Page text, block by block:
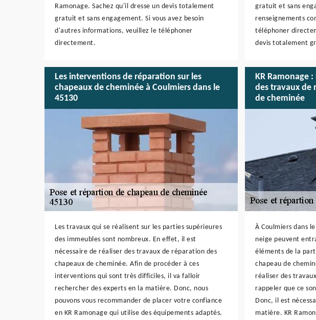
Ramonage. Sachez qu'il dresse un devis totalement
gratuit et sans engagement. Si vous avez besoin
d'autres informations, veuillez le téléphoner
directement.
gratuit et sans
renseignements
téléphoner
devis totalement
Les interventions de réparation sur les
chapeaux de cheminée à Coulmiers dans le
45130
Les travaux qui se réalisent sur les parties supérieures
des immeubles sont nombreux. En effet, il est
nécessaire de réaliser des travaux de réparation des
chapeaux de cheminée. Afin de procéder à ces
interventions qui sont très difficiles, il va falloir
rechercher des experts en la matière. Donc, nous
pouvons vous recommander de placer votre confiance
en KR Ramonage qui utilise des équipements adaptés.
KR Ramonage
des travaux de
de cheminée
À Coulmiers dans
neige peuvent
éléments de la
chapeau de
réaliser des
rappeler que ce
Donc, il est
matière. KR